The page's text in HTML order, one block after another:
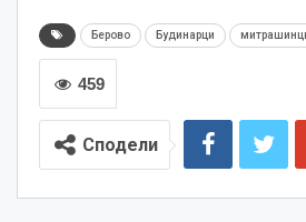
Берово Будинарци
459
Сподели